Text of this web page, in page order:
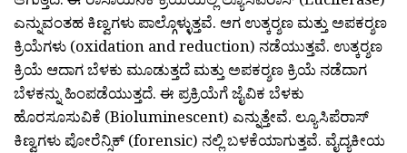
ಎನ್ನುವಂತಹ ಕಿಣ್ವಗಳು ಪಾಲ್ಗೊಳ್ಳುತ್ತವೆ. ಆಗ ಉತ್ಕರ‍್ಶಣ ಮತ್ತು ಅಪಕರ‍್ಶಣ
ಕ್ರಿಯೆಗಳು (oxidation and reduction) ನಡೆಯುತ್ತವೆ. ಉತ್ಕರ‍್ಶಣ
ಕ್ರಿಯೆ ಆದಾಗ ಬೆಳಕು ಮೂಡುತ್ತದೆ ಮತ್ತು ಅಪಕರ‍್ಶಣ ಕ್ರಿಯೆ ನಡೆದಾಗ
ಬೆಳಕನ್ನು ಹಿಂಪಡೆಯುತ್ತದೆ. ಈ ಪ್ರಕ್ರಿಯೆಗೆ ಜೈವಿಕ ಬೆಳಕು
ಹೊರಸೂಸುವಿಕೆ (Bioluminescent) ಎನ್ನುತ್ತೇವೆ. ಲ್ಯೂಸಿಪೆರಾಸ್
ಕಿಣ್ವಗಳು ಪೋರೆನ್ಸಿಕ್ (forensic) ನಲ್ಲಿ ಬಳಕೆಯಾಗುತ್ತವೆ. ವೈದ್ಯಕೀಯ